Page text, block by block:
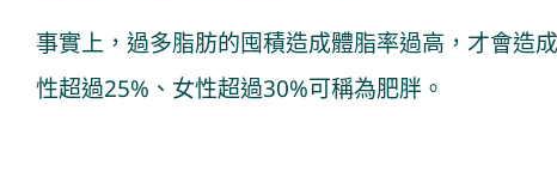
事實上，過多脂肪的囤積造成體脂率過高，才會造
性超過25%、女性超過30%可稱為肥胖。